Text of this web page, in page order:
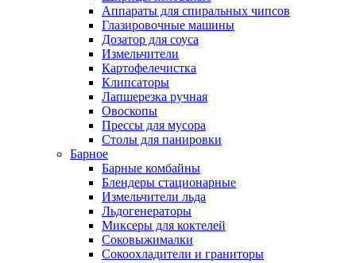
Аппараты для спиральных чипсов
Глазировочные машины
Дозатор для соуса
Измельчители
Картофелечистка
Клипсаторы
Лапшерезка ручная
Овоскопы
Прессы для мусора
Столы для панировки
Барное
Барные комбайны
Блендеры стационарные
Измельчители льда
Льдогенераторы
Миксеры для коктелей
Соковыжималки
Сокоохладители и граниторы